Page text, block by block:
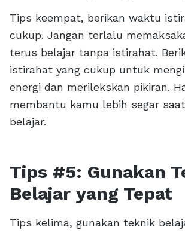
Tips keempat, berikan waktu
cukup. Jangan terlalu
terus belajar tanpa istirahat.
istirahat yang cukup untuk
energi dan merilekskan pikiran.
membantu kamu lebih segar
belajar.
Tips #5: Gunakan
Belajar yang Tepat
Tips kelima, gunakan teknik